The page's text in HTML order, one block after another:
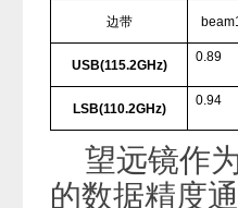
边带
USB(115.2GHz)
0.89
LSB(110.2GHz)
0.94
望远镜作
的数据精度